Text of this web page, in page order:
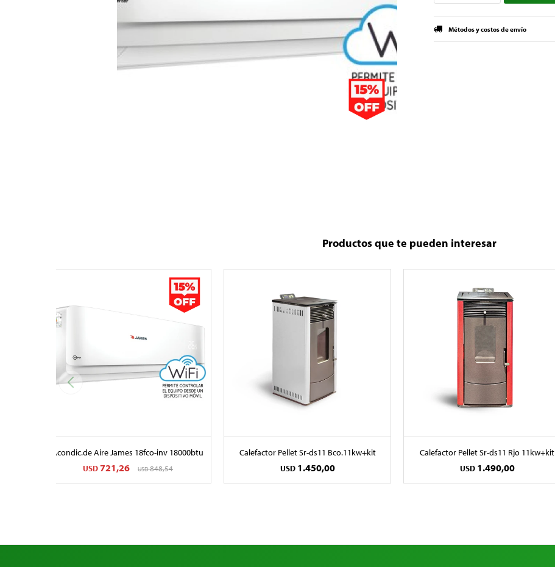
Métodos y costos de envío
Productos que te pueden interesar
Acondic.de Aire James 18fco-inv 18000btu
USD 721,26 USD848,54
Calefactor Pellet Sr-ds11 Bco.11kw+kit
USD 1.450,00
Calefactor Pellet Sr-ds11 Rjo 11kw+kit
USD 1.490,00